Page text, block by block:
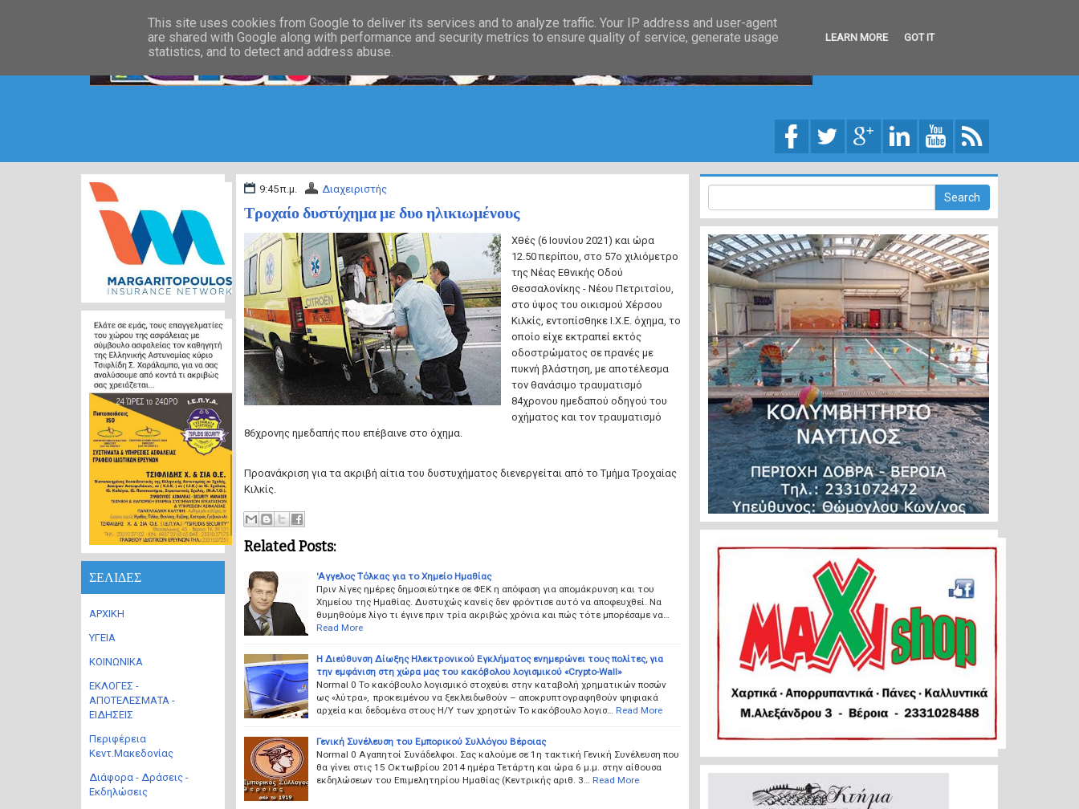
9:45 π.μ. Διαχειριστής
Τροχαίο δυστύχημα με δυο ηλικιωμένους
Χθές (6 Ιουνίου 2021) και ώρα
12.50 περίπου, στο 57ο χιλιόμετρο
της Νέας Εθνικής Οδού
Θεσσαλονίκης - Νέου Πετριτσίου,
στο ύψος του οικισμού Χέρσου
Κιλκίς, εντοπίσθηκε Ι.Χ.Ε. όχημα, το
οποίο είχε εκτραπεί εκτός
οδοστρώματος σε πρανές με
πυκνή βλάστηση, με αποτέλεσμα
τον θανάσιμο τραυματισμό
84χρονου ημεδαπού οδηγού του
οχήματος και τον τραυματισμό
86χρονης ημεδαπής που επέβαινε στο όχημα.
Προανάκριση για τα ακριβή αίτια του δυστυχήματος διενεργείται από το Τμήμα Τροχαίας
Κιλκίς.
Related Posts:
'Aγγελος Τόλκας για το Χημείο Ημαθίας
Πριν λίγες ημέρες δημοσιεύτηκε σε ΦΕΚ η απόφαση για απομάκρυνση και του
Χημείου της Ημαθίας. Δυστυχώς κανείς δεν φρόντισε αυτό να αποφευχθεί. Να
θυμηθούμε λίγο τι έγινε πριν τρία ακριβώς χρόνια και πώς τότε μπορέσαμε να…
Read More
Η Διεύθυνση Δίωξης Ηλεκτρονικού Εγκλήματος ενημερώνει τους πολίτες, για
την εμφάνιση στη χώρα μας του κακόβολου λογισμικού «Crypto-Wall»
Normal 0 Το κακόβουλο λογισμικό στοχεύει στην καταβολή χρηματικών ποσών
ως «λύτρα», προκειμένου να ξεκλειδωθούν – αποκρυπτογραφηθούν ψηφιακά
αρχεία και δεδομένα στους Η/Υ των χρηστών Το κακόβουλο λογισ…
Read More
Γενική Συνέλευση του Εμπορικού Συλλόγου Βέροιας
Normal 0 Αγαπητοί Συνάδελφοι. Σας καλούμε σε 1η τακτική Γενική Συνέλευση που
θα γίνει στις 15 Οκτωβρίου 2014 ημέρα Τετάρτη και ώρα 6 μ.μ. στην αίθουσα
εκδηλώσεων του Επιμελητηρίου Ημαθίας (Κεντρικής αριθ. 3…
Read More
ΣΕΛΙΔΕΣ
ΑΡΧΙΚΗ
ΥΓΕΙΑ
ΚΟΙΝΩΝΙΚΑ
ΕΚΛΟΓΕΣ -
ΑΠΟΤΕΛΕΣΜΑΤΑ -
ΕΙΔΗΣΕΙΣ
Περιφέρεια
Κεντ.Μακεδονίας
Διάφορα - Δράσεις -
Εκδηλώσεις
This site uses cookies from Google to deliver its services and to analyze traffic. Your IP address and user-agent
are shared with Google along with performance and security metrics to ensure quality of service, generate usage
statistics, and to detect and address abuse.
LEARN MORE GOT IT